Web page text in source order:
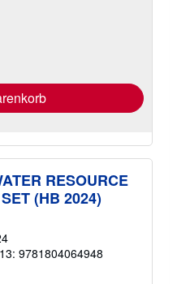
RESOURCE
(HB 2024)
9781804064948